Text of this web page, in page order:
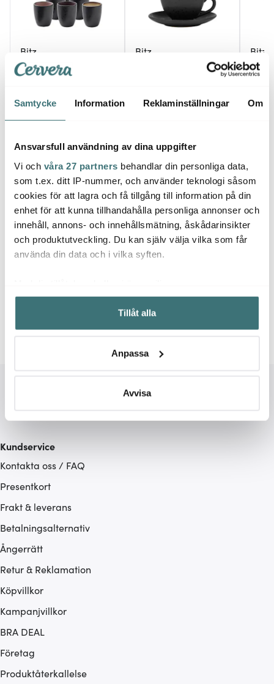
Samtycke Information Reklaminställningar Om
Ansvarsfull användning av dina uppgifter
Vi och våra 27 partners behandlar din personliga data,
som t.ex. ditt IP-nummer, och använder teknologi såsom
cookies för att lagra och få tillgång till information på din
enhet för att kunna tillhandahålla personliga annonser och
innehåll, annons- och innehållsmätning, åskådarinsikter
och produktutveckling. Du kan själv välja vilka som får
använda din data och i vilka syften.
Samla in information om din geografiska plats som
kan ha en noggrannhet på upp till flera meter
Identifiera din enhet genom att aktivt skanna den för
Ta reda på mer om hur dina personliga uppgifter
Du kan ändra eller dra tillbaka ditt samtycke när som
ska anpassas efter det som vi tror att du tycker om. Det
gör också att vi kan analysera vår trafik och göra
som du vill dela med dig av.
Tillåt alla
Anpassa
Avvisa
Bitz
Espressokopp 9 cl 6-
pack Svart/Flerfärgad
449 kr
Bitz
Kopp med Fat 24 cl
169 kr
Bitz
99 kr
Låt dig inspireras av våra kunder
Muggar Bitz
Kundservice
Kontakta oss / FAQ
Presentkort
Frakt & leverans
Betalningsalternativ
Ångerrätt
Retur & Reklamation
Köpvillkor
Kampanjvillkor
BRA DEAL
Företag
Produktåterkallelse